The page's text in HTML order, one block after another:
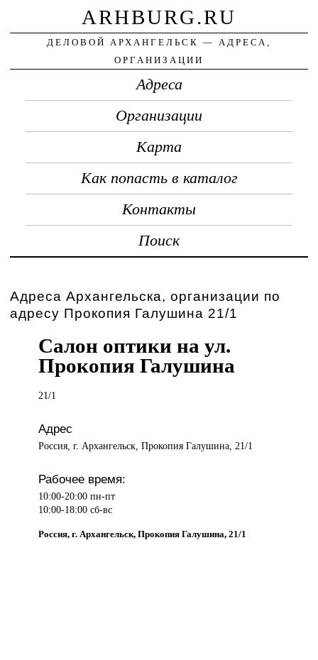
ARHBURG.RU
ДЕЛОВОЙ АРХАНГЕЛЬСК — АДРЕСА,
ОРГАНИЗАЦИИ
Адреса
Организации
Карта
Как попасть в каталог
Контакты
Поиск
Адреса Архангельска, организации по
адресу Прокопия Галушина 21/1
Салон оптики на ул.
Прокопия Галушина
21/1
Адрес
Россия, г. Архангельск, Прокопия Галушина, 21/1
Рабочее время:
10:00-20:00 пн-пт
10:00-18:00 сб-вс
Россия, г. Архангельск, Прокопия Галушина, 21/1